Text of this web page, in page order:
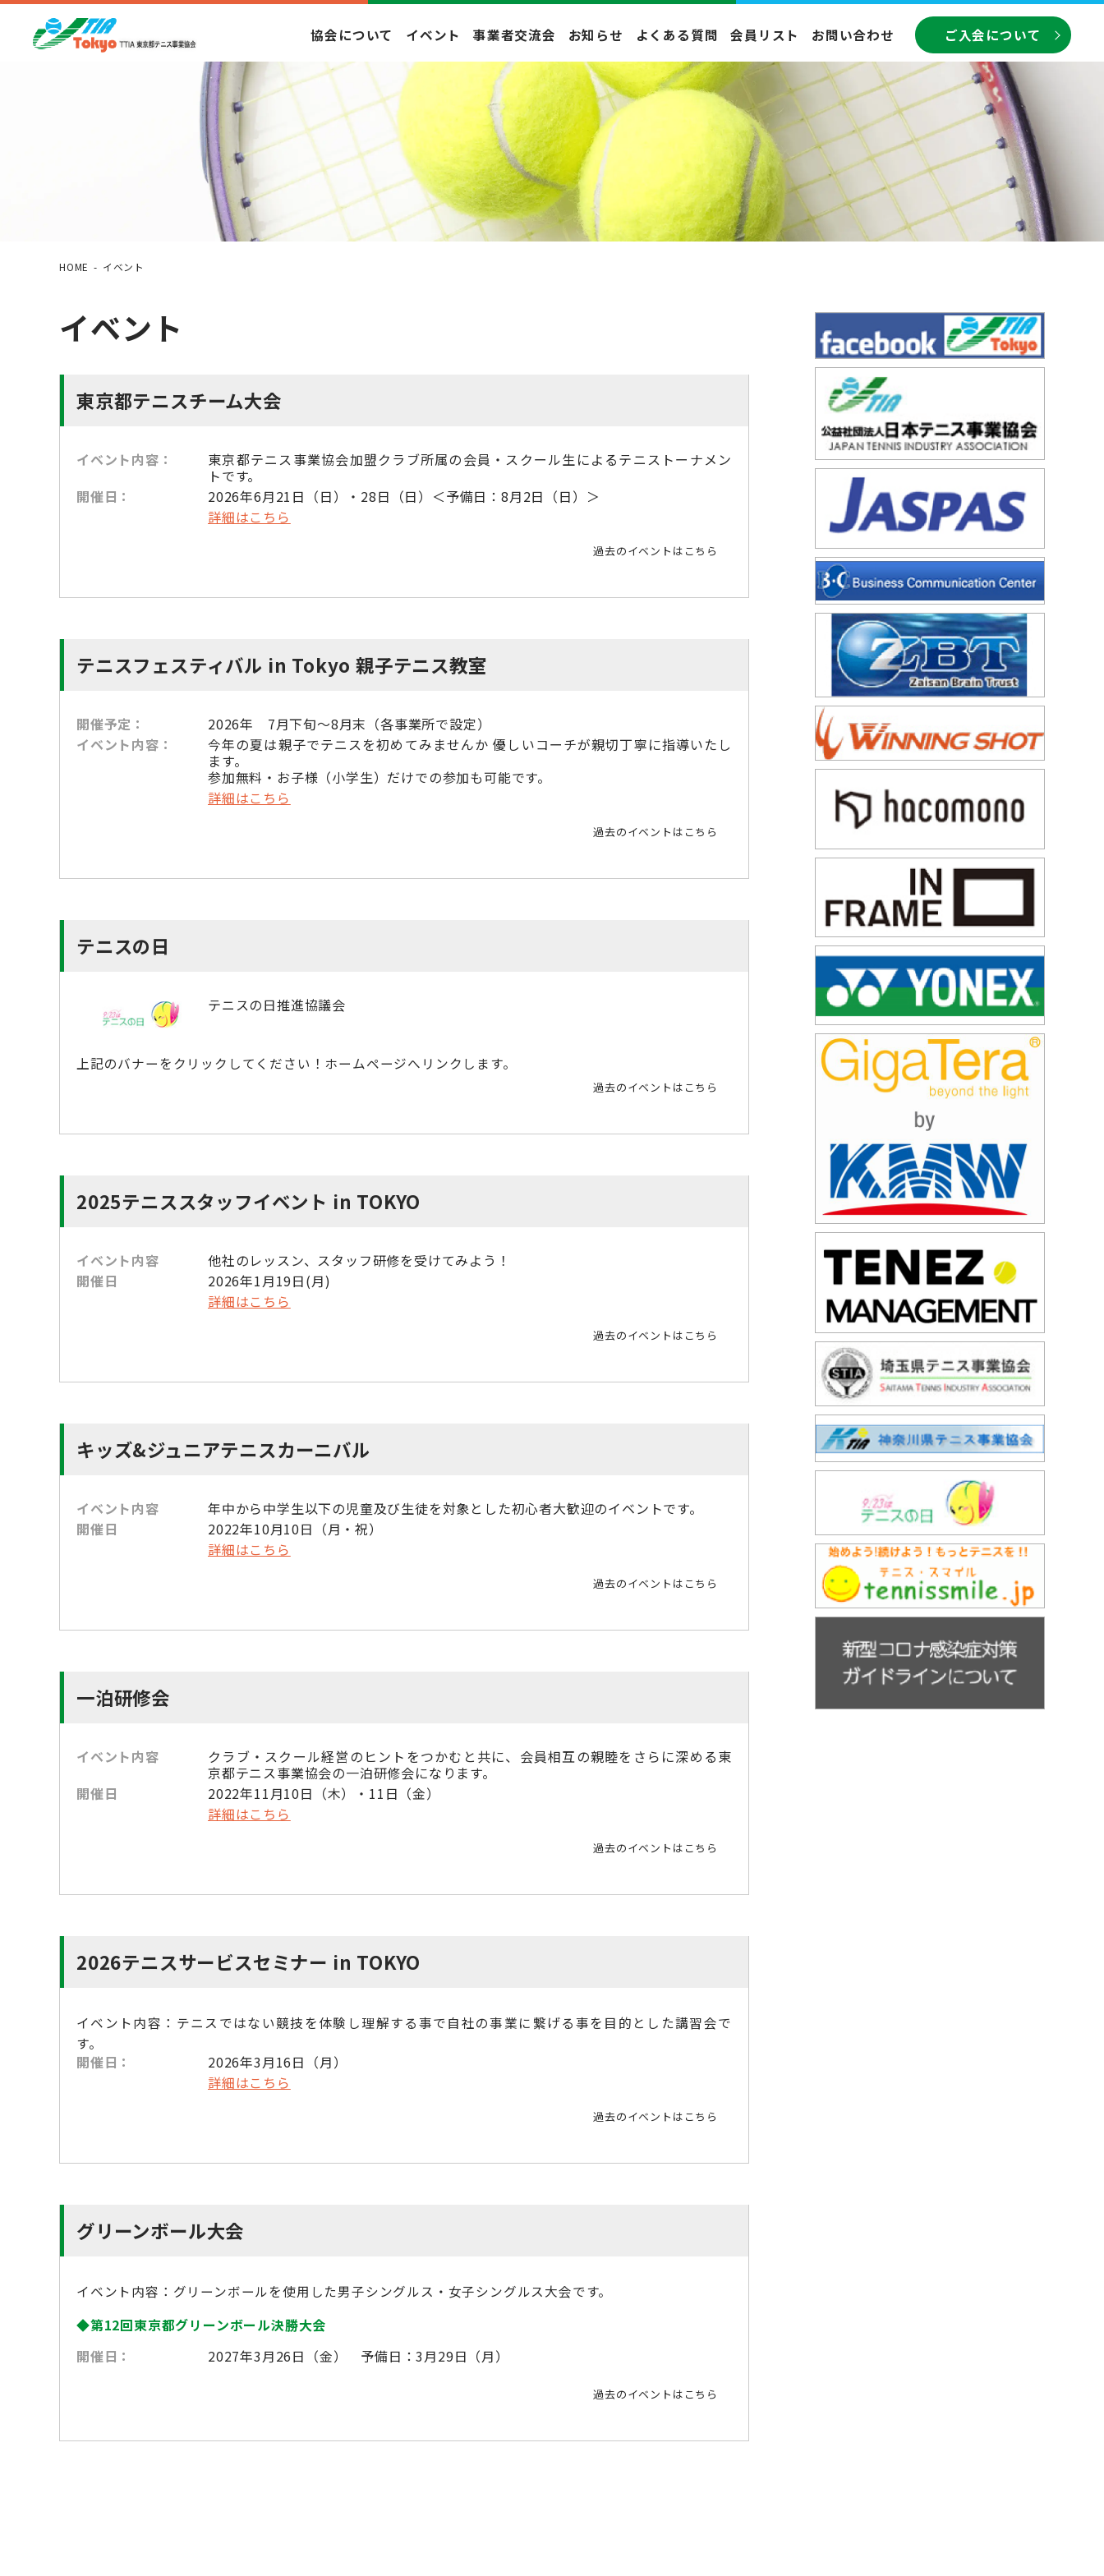
協会について イベント 事業者交流会 お知らせ よくある質問 会員リスト お問い合わせ ご入会について
HOME イベント
イベント
東京都テニスチーム大会
イベント内容：
東京都テニス事業協会加盟クラブ所属の会員・スクール生によるテニストーナメン
トです。
開催日：
2026年6月21日（日）・28日（日）＜予備日：8月2日（日）＞
詳細はこちら
過去のイベントはこちら
テニスフェスティバル in Tokyo 親子テニス教室
開催予定：
2026年 7月下旬～8月末（各事業所で設定）
イベント内容：
今年の夏は親子でテニスを初めてみませんか 優しいコーチが親切丁寧に指導いたし
ます。
参加無料・お子様（小学生）だけでの参加も可能です。
詳細はこちら
過去のイベントはこちら
テニスの日
テニスの日推進協議会
上記のバナーをクリックしてください！ホームページへリンクします。
過去のイベントはこちら
2025テニススタッフイベント in TOKYO
イベント内容
他社のレッスン、スタッフ研修を受けてみよう！
開催日
2026年1月19日(月)
詳細はこちら
過去のイベントはこちら
キッズ&ジュニアテニスカーニバル
イベント内容
年中から中学生以下の児童及び生徒を対象とした初心者大歓迎のイベントです。
開催日
2022年10月10日（月・祝）
詳細はこちら
過去のイベントはこちら
一泊研修会
イベント内容
クラブ・スクール経営のヒントをつかむと共に、会員相互の親睦をさらに深める東
京都テニス事業協会の一泊研修会になります。
開催日
2022年11月10日（木）・11日（金）
詳細はこちら
過去のイベントはこちら
2026テニスサービスセミナー in TOKYO
イベント内容：テニスではない競技を体験し理解する事で自社の事業に繋げる事を目的とした講習会で
す。
開催日：
2026年3月16日（月）
詳細はこちら
過去のイベントはこちら
グリーンボール大会
イベント内容：グリーンボールを使用した男子シングルス・女子シングルス大会です。
第12回東京都グリーンボール決勝大会
開催日：
2027年3月26日（金） 予備日：3月29日（月）
過去のイベントはこちら